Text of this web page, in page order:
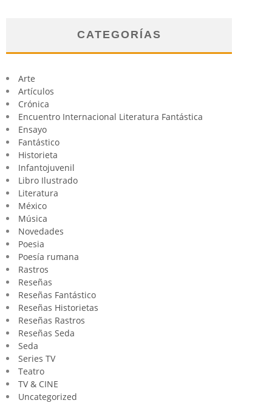
CATEGORÍAS
Arte
Artículos
Crónica
Encuentro Internacional Literatura Fantástica
Ensayo
Fantástico
Historieta
Infantojuvenil
Libro Ilustrado
Literatura
México
Música
Novedades
Poesia
Poesía rumana
Rastros
Reseñas
Reseñas Fantástico
Reseñas Historietas
Reseñas Rastros
Reseñas Seda
Seda
Series TV
Teatro
TV & CINE
Uncategorized